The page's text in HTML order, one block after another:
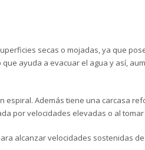
secas o mojadas, ya que
ayuda a evacuar el agua y así,
Además tiene una carcasa
por velocidades elevadas o al tomar
alcanzar velocidades sostenidas de